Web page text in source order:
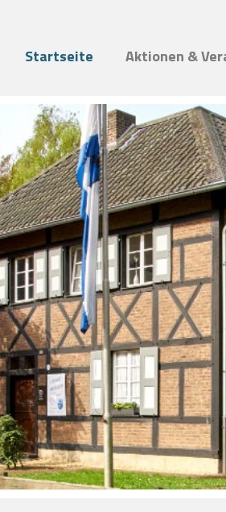
Startseite Aktionen &